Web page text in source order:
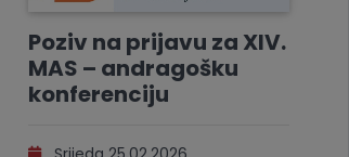
Poziv na prijavu za XIV.
MAS – andragošku
konferenciju